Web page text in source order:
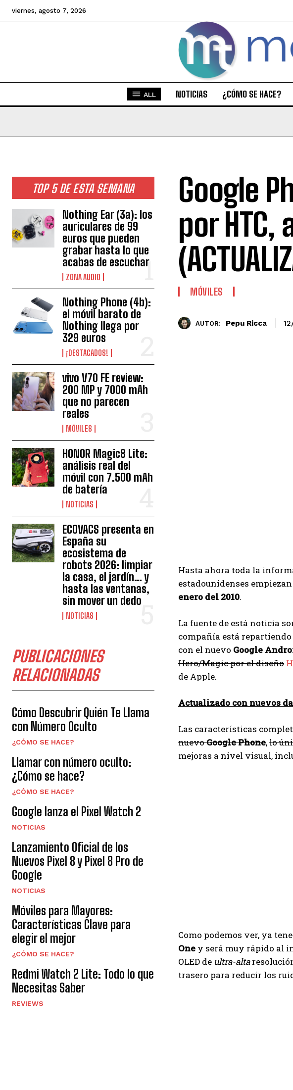
viernes, agosto 7, 2026
ALL NOTICIAS ¿CÓMO SE HACE?
TOP 5 DE ESTA SEMANA
Nothing Ear (3a): los
auriculares de 99
euros que pueden
grabar hasta lo que
acabas de escuchar
ZONA AUDIO
Nothing Phone (4b):
el móvil barato de
Nothing llega por
329 euros
¡DESTACADOS!
vivo V70 FE review:
200 MP y 7000 mAh
que no parecen
reales
MÓVILES
HONOR Magic8 Lite:
análisis real del
móvil con 7.500 mAh
de batería
NOTICIAS
ECOVACS presenta en
España su
ecosistema de
robots 2026: limpiar
la casa, el jardín… y
hasta las ventanas,
sin mover un dedo
NOTICIAS
PUBLICACIONES
RELACIONADAS
Cómo Descubrir Quién Te Llama
con Número Oculto
¿CÓMO SE HACE?
Llamar con número oculto:
¿Cómo se hace?
¿CÓMO SE HACE?
Google lanza el Pixel Watch 2
NOTICIAS
Lanzamiento Oficial de los
Nuevos Pixel 8 y Pixel 8 Pro de
Google
NOTICIAS
Móviles para Mayores:
Características Clave para
elegir el mejor
¿CÓMO SE HACE?
Redmi Watch 2 Lite: Todo lo que
Necesitas Saber
REVIEWS
Google
por HTC,
MÓVILES
AUTOR: Pepu Ricca
Hasta ahora toda la
estadounidenses
enero del 2010.
La fuente de está noticia
compañía está
con el nuevo Google
Hero/Magic por el diseño
de Apple.
Actualizado con nuevos
Las características
nuevoGoogle Phone,lo
mejoras a nivel visual,
Como podemos ver, ya
One y será muy rápido al
OLED de ultra-alta
trasero para reducir los